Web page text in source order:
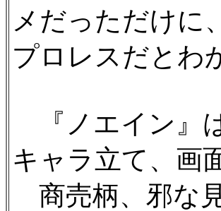
メだっただけに
プロレスだとわ
『ノエイン』
キャラ立て、画
商売柄、邪な